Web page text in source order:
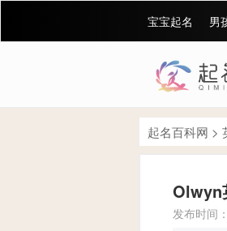
宝宝起名 男
起名百科网 >
Olwyn
发布时间